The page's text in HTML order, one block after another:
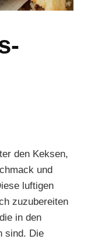
den Keksen,
und
luftigen
zuzubereiten
in den
sind. Die